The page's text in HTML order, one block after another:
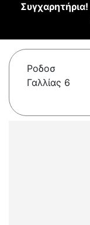
Συγχαρητήρια!
Ροδοσ
Γαλλίας 6